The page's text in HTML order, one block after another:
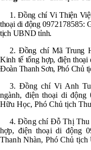
1. Đồng chí Vi Thiện
thoại di động 0972178585:
tịch UBND tỉnh.
2. Đồng chí Mã Trung
Kinh tế tổng hợp, điện thoại
Đoàn Thanh Sơn, Phó Chủ
3. Đồng chí Vi Anh
ngành, điện thoại di động
Hữu Học, Phó Chủ tịch
4. Đồng chí Đỗ Thị Thu
hợp, điện thoại di động
Thanh Nhàn, Phó Chủ